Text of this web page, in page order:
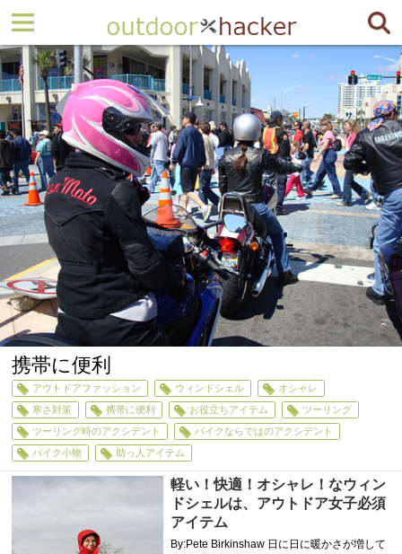
携帯に便利
アウトドアファッション ウィンドシェル
オシャレ
寒さ対策
携帯に便利 お役立ちアイテム
ツーリング
ツーリング時のアクシデント
バイクならではのアクシデント
バイク小物
助っ人アイテム
軽い！快適！オシャレ！なウィン
ドシェルは、アウトドア女子必須
アイテム
By:Pete Birkinshaw 日に日に暖かさが増して